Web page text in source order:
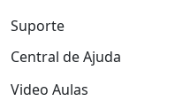
Suporte
Central de Ajuda
Video Aulas